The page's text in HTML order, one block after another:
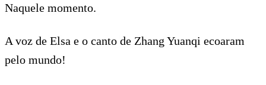
Naquele momento.
A voz de Elsa e o canto de Zhang Yuanqi ecoaram
pelo mundo!